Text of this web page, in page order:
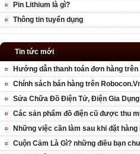
Pin Lithium là gì?
Thông tin tuyển dụng
Tin tức mới
Hướng dẫn thanh toán đơn hàng trên
Chính sách bán hàng trên
Sửa Chữa Đồ Điện Tử, Điện Gia Dụng
Các sản phẩm đồ điện cũ được thu
Những việc cần làm sau khi đặt
Cuộn Cảm Là Gì? những điều bạn